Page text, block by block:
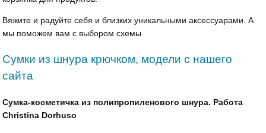
Вяжите и радуйте себя и близких уникальными аксессуарами. А
мы поможем вам с выбором схемы.
Сумки из шнура крючком, модели с нашего
сайта
Сумка-косметичка из полипропиленового шнура. Работа
Christina Dorhuso